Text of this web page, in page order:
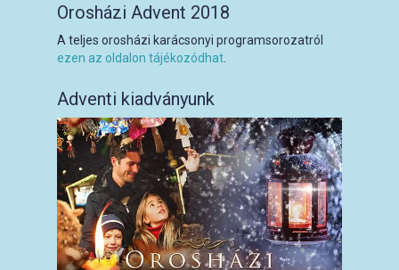
Orosházi Advent 2018
A teljes orosházi karácsonyi programsorozatról
ezen az oldalon tájékozódhat
Adventi kiadványunk